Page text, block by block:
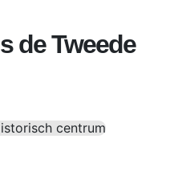
de Tweede
centrum